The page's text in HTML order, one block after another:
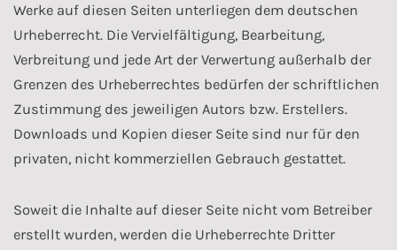
Werke auf diesen Seiten unterliegen dem deutschen
Urheberrecht. Die Vervielfältigung, Bearbeitung,
Verbreitung und jede Art der Verwertung außerhalb der
Grenzen des Urheberrechtes bedürfen der schriftlichen
Zustimmung des jeweiligen Autors bzw. Erstellers.
Downloads und Kopien dieser Seite sind nur für den
privaten, nicht kommerziellen Gebrauch gestattet.
Soweit die Inhalte auf dieser Seite nicht vom Betreiber
erstellt wurden, werden die Urheberrechte Dritter